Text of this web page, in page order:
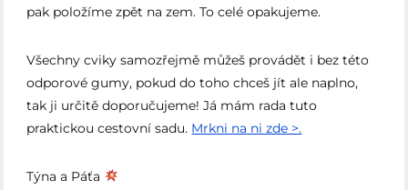
pak položíme zpět na zem. To celé opakujeme.
Všechny cviky samozřejmě můžeš provádět i bez této
odporové gumy, pokud do toho chceš jít ale naplno,
tak ji určitě doporučujeme! Já mám rada tuto
praktickou cestovní sadu. Mrkni na ni zde >.
Týna a Páťa